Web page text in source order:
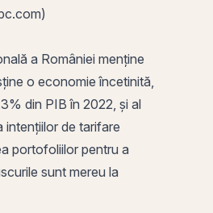
a României menține
o economie încetinită,
din PIB în 2022, și al
intențiilor de tarifare
portofoliilor pentru a
sunt mereu la